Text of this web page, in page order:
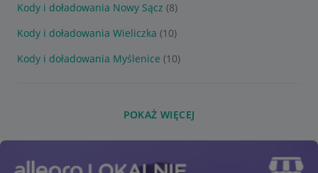
Kody i doładowania Nowy Sącz (8)
Kody i doładowania Wieliczka (10)
Kody i doładowania Myślenice (10)
POKAŻ WIĘCEJ